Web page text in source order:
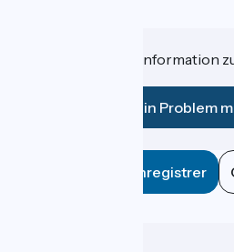
Haben Sie eine Information
Ein Problem
Enregistrer